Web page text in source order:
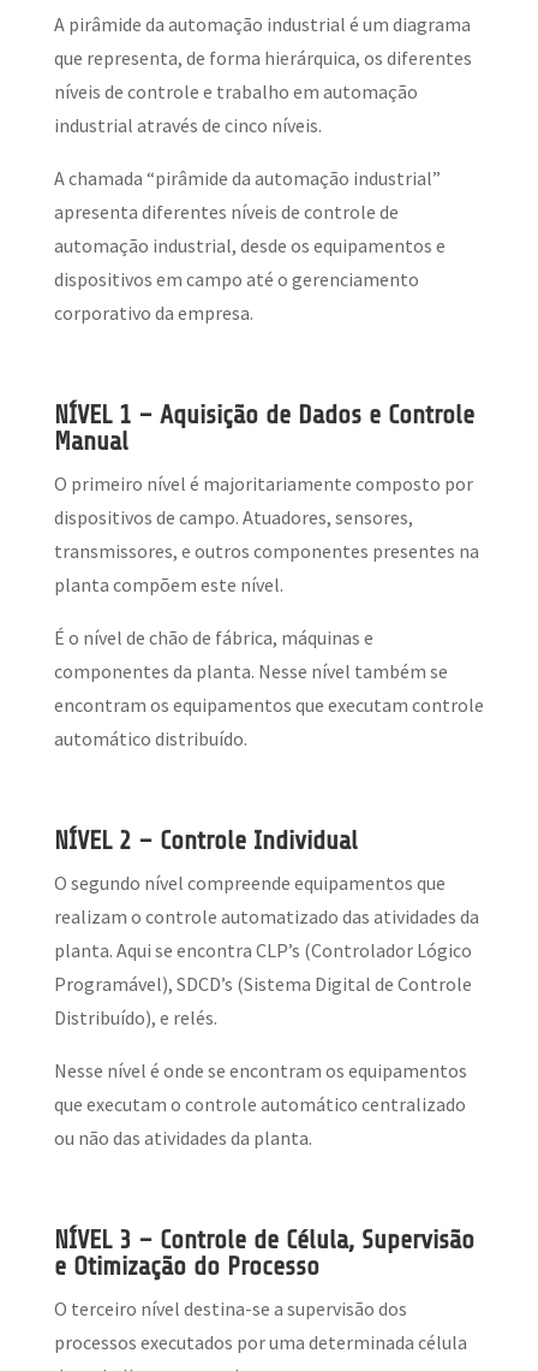
A pirâmide da automação industrial é um diagrama
que representa, de forma hierárquica, os diferentes
níveis de controle e trabalho em automação
industrial através de cinco níveis.
A chamada “pirâmide da automação industrial”
apresenta diferentes níveis de controle de
automação industrial, desde os equipamentos e
dispositivos em campo até o gerenciamento
corporativo da empresa.
NÍVEL 1 – Aquisição de Dados e Controle
Manual
O primeiro nível é majoritariamente composto por
dispositivos de campo. Atuadores, sensores,
transmissores, e outros componentes presentes na
planta compõem este nível.
É o nível de chão de fábrica, máquinas e
componentes da planta. Nesse nível também se
encontram os equipamentos que executam controle
automático distribuído.
NÍVEL 2 – Controle Individual
O segundo nível compreende equipamentos que
realizam o controle automatizado das atividades da
planta. Aqui se encontra CLP’s (Controlador Lógico
Programável), SDCD’s (Sistema Digital de Controle
Distribuído), e relés.
Nesse nível é onde se encontram os equipamentos
que executam o controle automático centralizado
ou não das atividades da planta.
NÍVEL 3 – Controle de Célula, Supervisão
e Otimização do Processo
O terceiro nível destina-se a supervisão dos
processos executados por uma determinada célula